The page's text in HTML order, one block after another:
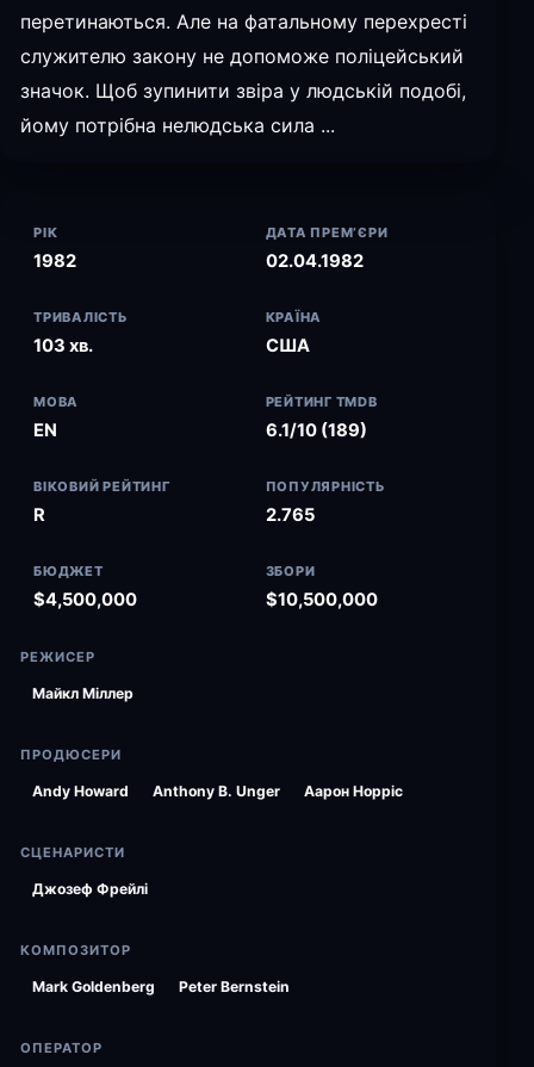
перетинаються. Але на фатальному перехресті
служителю закону не допоможе поліцейський
значок. Щоб зупинити звіра у людській подобі,
йому потрібна нелюдська сила ...
РІК
1982
ДАТА ПРЕМ’ЄРИ
02.04.1982
ТРИВАЛІСТЬ
103 хв.
КРАЇНА
США
МОВА
EN
РЕЙТИНГ TMDB
6.1/10 (189)
ВІКОВИЙ РЕЙТИНГ
R
ПОПУЛЯРНІСТЬ
2.765
БЮДЖЕТ
$4,500,000
ЗБОРИ
$10,500,000
РЕЖИСЕР
Майкл Міллер
ПРОДЮСЕРИ
Andy Howard Anthony B. Unger Аарон Норріс
СЦЕНАРИСТИ
Джозеф Фрейлі
КОМПОЗИТОР
Mark Goldenberg Peter Bernstein
ОПЕРАТОР